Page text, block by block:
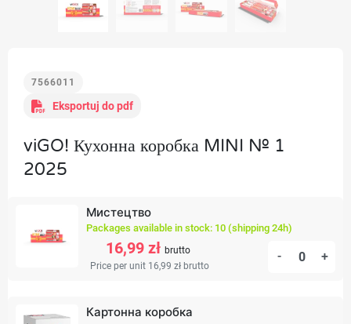
7566011
Eksportuj do pdf
viGO! Кухонна коробка MINI № 1
2025
Мистецтво
Packages available in stock: 10 (shipping 24h)
16,99 zł brutto
Price per unit 16,99 zł brutto
- +
Картонна коробка